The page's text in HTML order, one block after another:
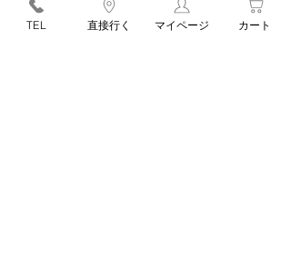
TEL 直接行く マイページ カート